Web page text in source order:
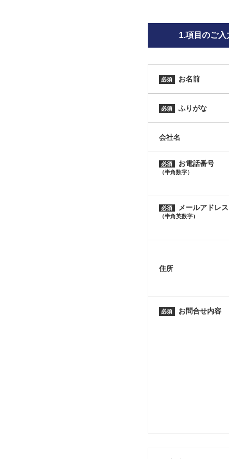
1.項目のご入
必須 お名前
必須 ふりがな
会社名
必須 お電話番号
（半角数字）
必須 メールアドレス
（半角英数字）
住所
必須 お問合せ内容